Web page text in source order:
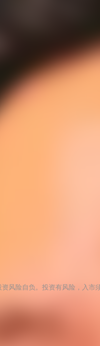
风险自负。投资有风险，入市